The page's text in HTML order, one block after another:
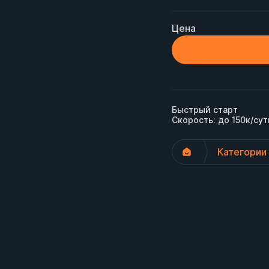
Цена
Быстрый старт
Скорость: до 150к/
Категории